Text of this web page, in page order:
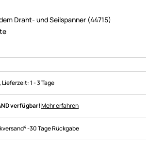
Draht- und Seilspanner (44715)
, Lieferzeit:1 - 3 Tage
verfügbar!Mehr erfahren
4-30 Tage Rückgabe